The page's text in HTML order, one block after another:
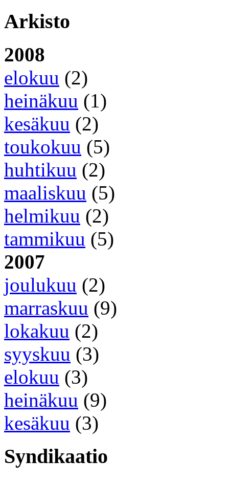
Arkisto
2008
elokuu (2)
heinäkuu (1)
kesäkuu (2)
toukokuu (5)
huhtikuu (2)
maaliskuu (5)
helmikuu (2)
tammikuu (5)
2007
joulukuu (2)
marraskuu (9)
lokakuu (2)
syyskuu (3)
elokuu (3)
heinäkuu (9)
kesäkuu (3)
Syndikaatio